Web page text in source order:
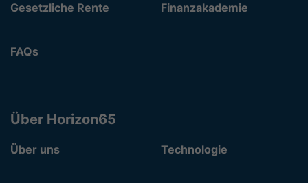
Gesetzliche Rente Finanzakademie
FAQs
Über Horizon65
Über uns Technologie